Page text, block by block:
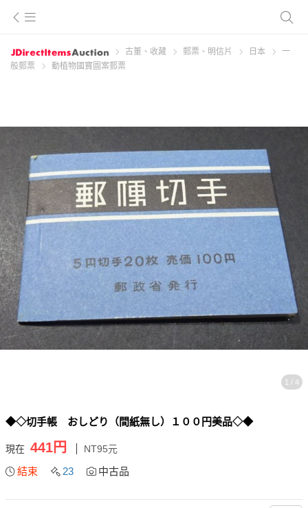
古董、收藏 郵票、明信片 日本
一
般郵票
動植物國寶圖案郵票
1 / 4
◆◇切手帳 おしどり（間紙無し）１００円美品◇◆
現在 441円 NT95元
結束 23 中古品